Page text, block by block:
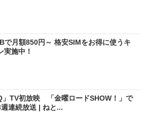
で月額850円～ 格安SIMをお得に使うキ
実施中！
」TV初放映 「金曜ロードSHOW！」で
連続放送 | ねと...